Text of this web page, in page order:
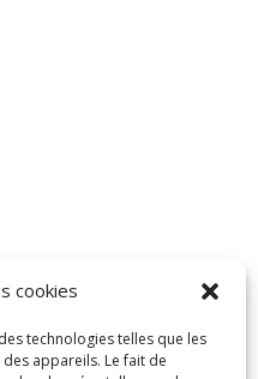
cookies
technologies telles que les
appareils. Le fait de